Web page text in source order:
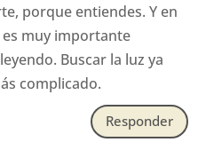
porque entiendes. Y en
muy importante
Buscar la luz ya
complicado.
Responder